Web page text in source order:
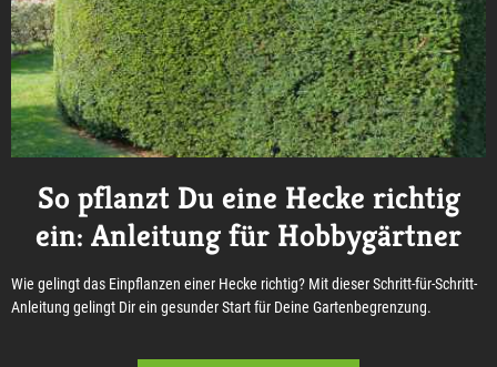
So pflanzt Du eine Hecke richtig
ein: Anleitung für Hobbygärtner
Wie gelingt das Einpflanzen einer Hecke richtig? Mit dieser Schritt-für-Schritt-
Anleitung gelingt Dir ein gesunder Start für Deine Gartenbegrenzung.